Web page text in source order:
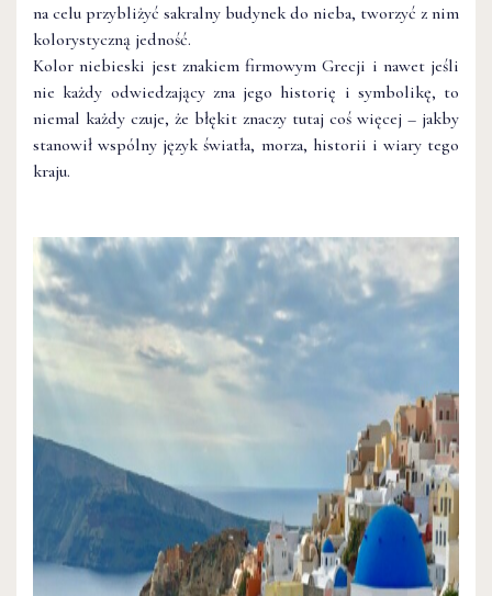
na celu przybliżyć sakralny budynek do nieba, tworzyć z nim
kolorystyczną jedność.
Kolor niebieski jest znakiem firmowym Grecji i nawet jeśli
nie każdy odwiedzający zna jego historię i symbolikę, to
niemal każdy czuje, że błękit znaczy tutaj coś więcej – jakby
stanowił wspólny język światła, morza, historii i wiary tego
kraju.